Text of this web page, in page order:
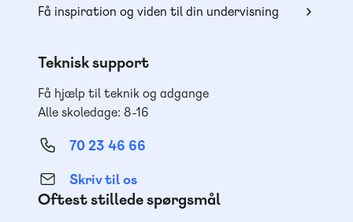
Få inspiration og viden til din undervisning
Teknisk support
Få hjælp til teknik og adgange
Alle skoledage: 8-16
70 23 46 66
Skriv til os
Oftest stillede spørgsmål